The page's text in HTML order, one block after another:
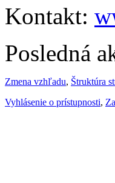
Kontakt:
Posledná
Zmena vzhľadu, Štruktúra
Vyhlásenie o prístupnosti,